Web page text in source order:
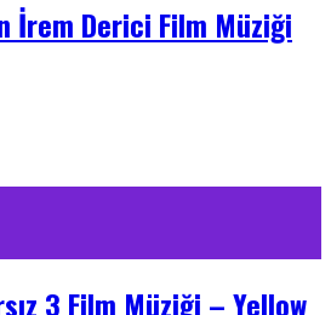
İrem Derici Film Müziği
3 Film Müziği – Yellow